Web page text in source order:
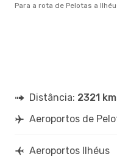
Para a rota de Pelotas a
Distância: 2321
Aeroportos de
Aeroportos Ilhéus